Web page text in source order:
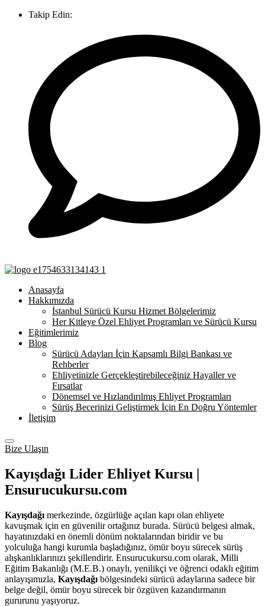
Takip Edin:
Anasayfa
Hakkımızda
İstanbul Sürücü Kursu Hizmet Bölgelerimiz
Her Kitleye Özel Ehliyet Programları ve Sürücü Kursu
Eğitimlerimiz
Blog
Sürücü Adayları İçin Kapsamlı Bilgi Bankası ve
Rehberler
Ehliyetinizle Gerçekleştirebileceğiniz Hayaller ve
Fırsatlar
Dönemsel ve Hızlandırılmış Ehliyet Programları
Sürüş Becerinizi Geliştirmek İçin En Doğru Yöntemler
İletişim
Bize Ulaşın
Kayışdağı Lider Ehliyet Kursu |
Ensurucukursu.com
Kayışdağı merkezinde, özgürlüğe açılan kapı olan ehliyete
kavuşmak için en güvenilir ortağınız burada. Sürücü belgesi almak,
hayatınızdaki en önemli dönüm noktalarından biridir ve bu
yolculuğa hangi kurumla başladığınız, ömür boyu sürecek sürüş
alışkanlıklarınızı şekillendirir. Ensurucukursu.com olarak, Milli
Eğitim Bakanlığı (M.E.B.) onaylı, yenilikçi ve öğrenci odaklı eğitim
anlayışımızla, Kayışdağı bölgesindeki sürücü adaylarına sadece bir
belge değil, ömür boyu sürecek bir özgüven kazandırmanın
gururunu yaşıyoruz.